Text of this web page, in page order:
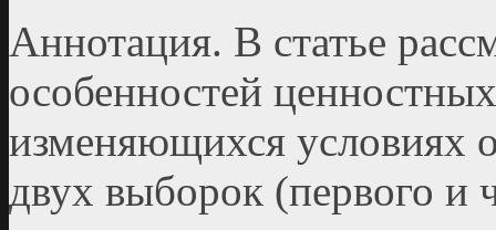
Аннотация. В статье
особенностей
изменяющихся условиях
двух выборок (первого и